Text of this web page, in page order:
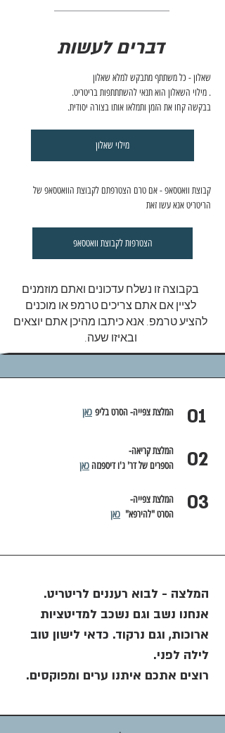
דברים לעשות
שאלון - כל משתתף מתבקש למלא שאלון
. מילוי השאלון הוא תנאי להשתתתפות בריטריט.
בבקשה קחו את הזמן ותמלאו אותו בצורה יסודית.
מילוי שאלון
קבוצת וואטסאפ - אם טרם הצטרפתם לקבוצת הוואטסאפ של
הריטריט אנא עשו זאת
הצטרפות לקבוצת וואטסאפ
בקבוצה זו נשלח עדכונים ואתם מוזמנים
לציין אם אתם צריכים טרמפ או מוכנים
להציע טרמפ. אנא כיתבו מהיכן אתם יוצאים
ובאיזו שעה.
המלצת צפייה- הסרט בליפ כאן
המלצת קריאה-
הספרים של דר' ג'ו דיספנזה כאן
המלצת צפייה-
הסרט "להירפא" כאן
01
02
03
המלצה - לבוא רעננים לריטריט.
אנחנו נשב וגם נשכב למדיטציות
ארוכות, וגם נרקוד. כדאי לישון טוב
לילה לפני.
רוצים אתכם איתנו ערים ומפוקסים.